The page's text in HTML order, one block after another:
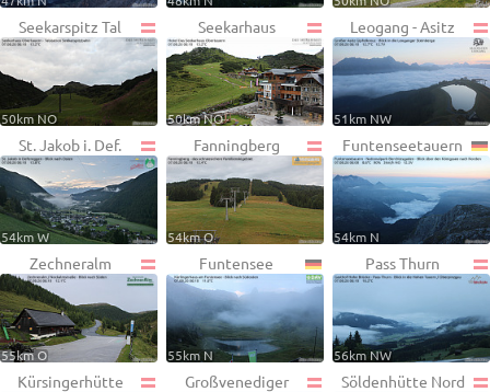
Seekarspitz Tal
50km NO
Seekarhaus
50km NO
Leogang - Asitz
51km NW
St. Jakob i. Def.
54km W
Fanningberg
54km O
Funtenseetauern
54km N
Zechneralm
55km O
Funtensee
55km N
Pass Thurn
56km NW
Kürsingerhütte Großvenediger Söldenhütte Nord